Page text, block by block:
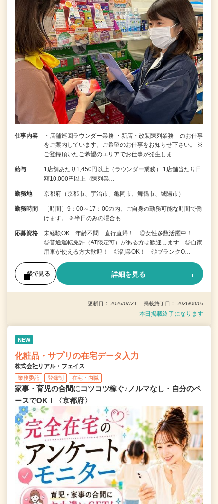
仕事内容
・店舗巡回ラウンダー業務 ・新店・改装陳列業務 のお仕事
をご案内しています。ご希望のお仕事をお知らせ下さい。 ※
ご登録頂いたご希望のエリアでお仕事が発生しま…
給与
1店舗あたり1,450円以上（ラウンダー業務） 1店舗当たり日
額10,000円以上（陳列業…
勤務地 京都府（京都市、宇治市、亀岡市、舞鶴市、城陽市）
勤務時間
［時間］9：00～17：00の内、ご自身の勤務可能な時間で働
けます。 ※半日のみの場合も…
応募資格
未経験OK 年齢不問 直行直帰！ ◎女性多数活躍中！
◎普通運転免許（AT限定可）がある方は歓迎します ◎自家
用車が使える方大歓迎！ ◎副業OK！ ◎ブランクO…
後で見る 詳細を見る
更新日： 2026/07/21 掲載終了日： 2026/08/06
本日掲載終了になります
NEW
化粧品・サプリの在宅データ入力
株式会社リアル・フェイス
業務委託 登録制 在宅・内職
家事・育児の合間にコツコツ稼ぐ♪ノルマなし・自分のペ
ースでOK！〈京都府〉